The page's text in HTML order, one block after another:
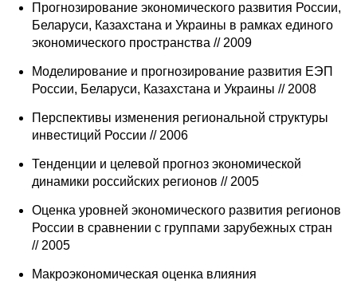
Российская Система Климатического
Мониторинга
экономика России»
Образование и карьера
Кафедра МАДИ
Аспирантура
Прогнозирование экономического развития России,
Беларуси, Казахстана и Украины в рамках единого
экономического пространства // 2009
Моделирование и прогнозирование развития ЕЭП
России, Беларуси, Казахстана и Украины // 2008
Перспективы изменения региональной структуры
инвестиций России // 2006
Тенденции и целевой прогноз экономической
динамики российских регионов // 2005
Оценка уровней экономического развития регионов
России в сравнении с группами зарубежных стран
// 2005
Макроэкономическая оценка влияния